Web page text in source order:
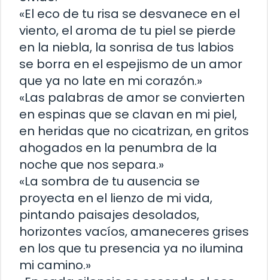
«El eco de tu risa se desvanece en el
viento, el aroma de tu piel se pierde
en la niebla, la sonrisa de tus labios
se borra en el espejismo de un amor
que ya no late en mi corazón.»
«Las palabras de amor se convierten
en espinas que se clavan en mi piel,
en heridas que no cicatrizan, en gritos
ahogados en la penumbra de la
noche que nos separa.»
«La sombra de tu ausencia se
proyecta en el lienzo de mi vida,
pintando paisajes desolados,
horizontes vacíos, amaneceres grises
en los que tu presencia ya no ilumina
mi camino.»